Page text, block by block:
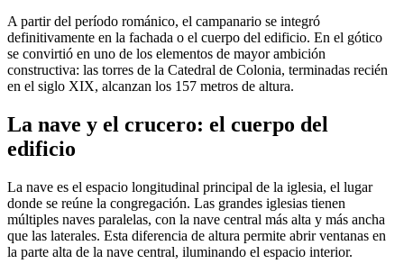
A partir del período románico, el campanario se integró
definitivamente en la fachada o el cuerpo del edificio. En el gótico
se convirtió en uno de los elementos de mayor ambición
constructiva: las torres de la Catedral de Colonia, terminadas recién
en el siglo XIX, alcanzan los 157 metros de altura.
La nave y el crucero: el cuerpo del
edificio
La nave es el espacio longitudinal principal de la iglesia, el lugar
donde se reúne la congregación. Las grandes iglesias tienen
múltiples naves paralelas, con la nave central más alta y más ancha
que las laterales. Esta diferencia de altura permite abrir ventanas en
la parte alta de la nave central, iluminando el espacio interior.